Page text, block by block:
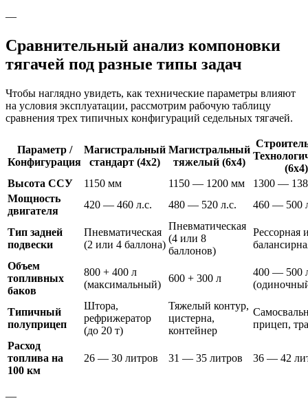
—
Сравнительный анализ компоновки
тягачей под разные типы задач
Чтобы наглядно увидеть, как технические параметры влияют
на условия эксплуатации, рассмотрим рабочую таблицу
сравнения трех типичных конфигураций седельных тягачей.
Параметр /
Конфигурация
Магистральный
стандарт (4х2)
Магистральный
тяжелый (6х4)
(6х4)
Высота ССУ
1150 мм 1150 — 1200 мм
1300 —
Мощность
двигателя
420 — 460 л.с. 480 — 520 л.с. 460 — 500
Тип задней
подвески
Пневматическая
(2 или 4 баллона)
Пневматическая
(4 или 8
баллонов)
Рессорная
Объем
топливных
баков
800 + 400 л
(максимальный)
600 + 300 л
400 — 500
Типичный
полуприцеп
Штора,
рефрижератор
(до 20 т)
Тяжелый контур,
цистерна,
контейнер
прицеп,
Расход
топлива на
100 км
26 — 30 литров 31 — 35 литров 36 — 42
—